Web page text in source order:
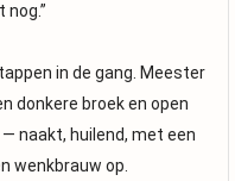
nog.”
in de gang. Meester
donkere broek en open
naakt, huilend, met een
wenkbrauw op.